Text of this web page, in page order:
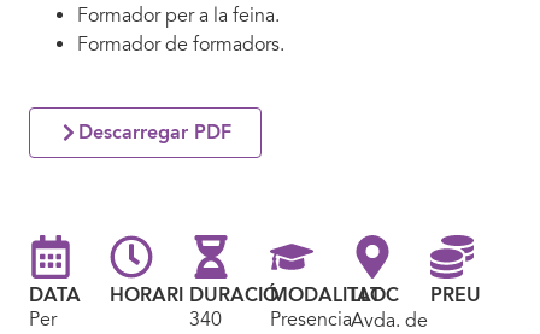
Formador per a la feina.
Formador de formadors.
Descarregar PDF
DATA
Per
HORARI DURACIÓ
340
MODALITAT
Presencial
LLOC
Avda. de
PREU